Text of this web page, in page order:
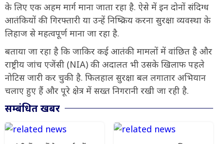
के लिए एक अहम मार्ग माना जाता रहा है. ऐसे में इन दोनों संदिग्ध
आतंकियों की गिरफ्तारी या उन्हें निष्क्रिय करना सुरक्षा व्यवस्था के
लिहाज से महत्वपूर्ण माना जा रहा है.
बताया जा रहा है कि जाकिर कई आतंकी मामलों में वांछित है और
राष्ट्रीय जांच एजेंसी (NIA) की अदालत भी उसके खिलाफ पहले
नोटिस जारी कर चुकी है. फिलहाल सुरक्षा बल लगातार अभियान
चलाए हुए हैं और पूरे क्षेत्र में सख्त निगरानी रखी जा रही है.
सम्बंधित खबर